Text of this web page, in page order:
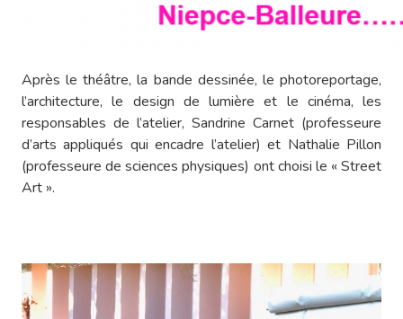
Après le théâtre, la bande dessinée, le photoreportage,
l’architecture, le design de lumière et le cinéma, les
responsables de l’atelier, Sandrine Carnet (professeure
d’arts appliqués qui encadre l’atelier) et Nathalie Pillon
(professeure de sciences physiques) ont choisi le « Street
Art ».